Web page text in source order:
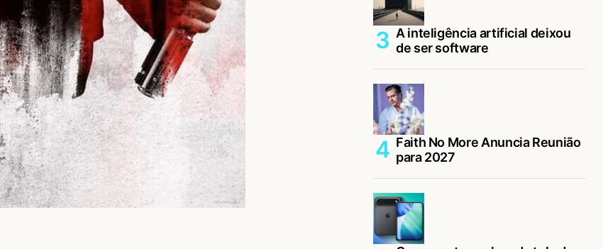
A inteligência artificial deixou
de ser software
Faith No More Anuncia Reunião
para 2027